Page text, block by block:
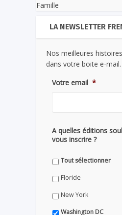
Famille
LA NEWSLETTER
Nos meilleures
dans votre boite e-mail.
Votre email *
A quelles éditions
vous inscrire ?
Tout sélectionner
Floride
New York
Washington DC